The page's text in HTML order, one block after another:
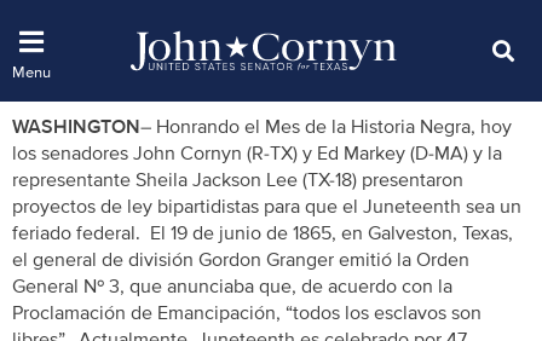
WASHINGTON– Honrando el Mes de la Historia Negra, hoy
los senadores John Cornyn (R-TX) y Ed Markey (D-MA) y la
representante Sheila Jackson Lee (TX-18) presentaron
proyectos de ley bipartidistas para que el Juneteenth sea un
feriado federal. El 19 de junio de 1865, en Galveston, Texas,
el general de división Gordon Granger emitió la Orden
General Nº 3, que anunciaba que, de acuerdo con la
Proclamación de Emancipación, “todos los esclavos son